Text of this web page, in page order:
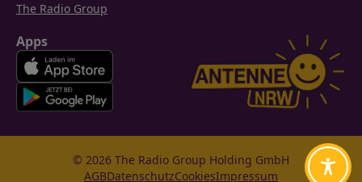
The Radio Group
Apps
© 2026 The Radio Group Holding GmbH
AGBDatenschutzCookiesImpressum